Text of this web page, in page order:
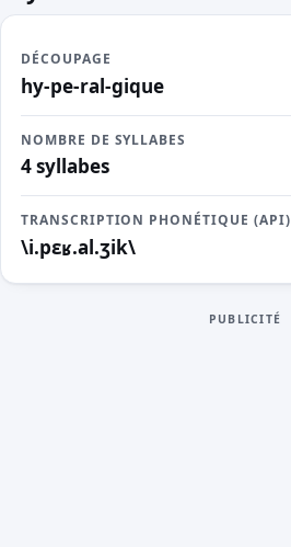
DÉCOUPAGE
hy-pe-ral-gique
NOMBRE DE SYLLABES
4 syllabes
TRANSCRIPTION PHONÉTIQUE (API)
\i.pɛʁ.al.ʒik\
PUBLICITÉ